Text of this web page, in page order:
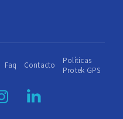
Faq Contacto
Políticas
Protek GPS